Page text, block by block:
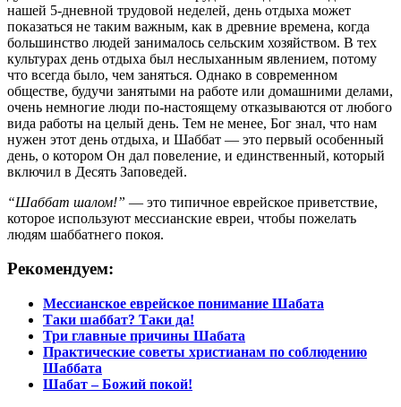
нашей 5-дневной трудовой неделей, день отдыха может
показаться не таким важным, как в древние времена, когда
большинство людей занималось сельским хозяйством. В тех
культурах день отдыха был неслыханным явлением, потому
что всегда было, чем заняться. Однако в современном
обществе, будучи занятыми на работе или домашними делами,
очень немногие люди по-настоящему отказываются от любого
вида работы на целый день. Тем не менее, Бог знал, что нам
нужен этот день отдыха, и Шаббат — это первый особенный
день, о котором Он дал повеление, и единственный, который
включил в Десять Заповедей.
“Шаббат шалом!” — это типичное еврейское приветствие,
которое используют мессианские евреи, чтобы пожелать
людям шаббатнего покоя.
Рекомендуем:
Мессианское еврейское понимание Шабата
Таки шаббат? Таки да!
Три главные причины Шабата
Практические советы христианам по соблюдению
Шаббата
Шабат – Божий покой!